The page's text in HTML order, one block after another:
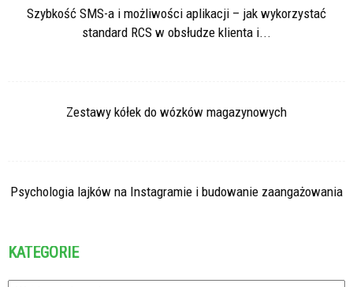
Szybkość SMS-a i możliwości aplikacji – jak wykorzystać
standard RCS w obsłudze klienta i...
Zestawy kółek do wózków magazynowych
Psychologia lajków na Instagramie i budowanie zaangażowania
KATEGORIE
Kategorie